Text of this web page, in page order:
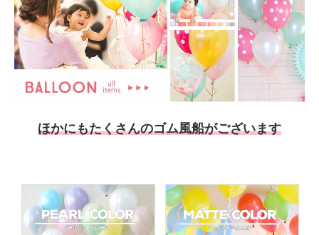
ほかにもたくさんのゴム風船がございます